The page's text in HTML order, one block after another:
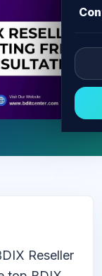
Reseller